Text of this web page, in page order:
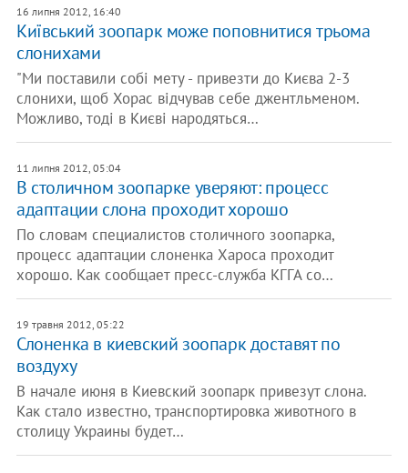
16 липня 2012, 16:40
Київський зоопарк може поповнитися трьома
слонихами
"Ми поставили собі мету - привезти до Києва 2-3
слонихи, щоб Хорас відчував себе джентльменом.
Можливо, тоді в Києві народяться…
11 липня 2012, 05:04
В столичном зоопарке уверяют: процесс
адаптации слона проходит хорошо
По словам специалистов столичного зоопарка,
процесс адаптации слоненка Хароса проходит
хорошо. Как сообщает пресс-служба КГГА со…
19 травня 2012, 05:22
Слоненка в киевский зоопарк доставят по
воздуху
В начале июня в Киевский зоопарк привезут слона.
Как стало известно, транспортировка животного в
столицу Украины будет…